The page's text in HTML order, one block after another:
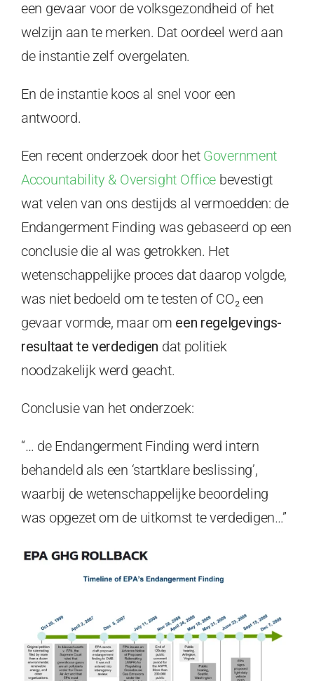
een gevaar voor de volksgezondheid of het
welzijn aan te merken. Dat oordeel werd aan
de instantie zelf overgelaten.
En de instantie koos al snel voor een
antwoord.
Een recent onderzoek door het Government
Accountability & Oversight Office bevestigt
wat velen van ons destijds al vermoedden: de
Endangerment Finding was gebaseerd op een
conclusie die al was getrokken. Het
wetenschappelijke proces dat daarop volgde,
was niet bedoeld om te testen of CO₂ een
gevaar vormde, maar om een regelgevings-
resultaat te verdedigen dat politiek
noodzakelijk werd geacht.
Conclusie van het onderzoek:
“… de Endangerment Finding werd intern
behandeld als een ‘startklare beslissing’,
waarbij de wetenschappelijke beoordeling
was opgezet om de uitkomst te verdedigen…”